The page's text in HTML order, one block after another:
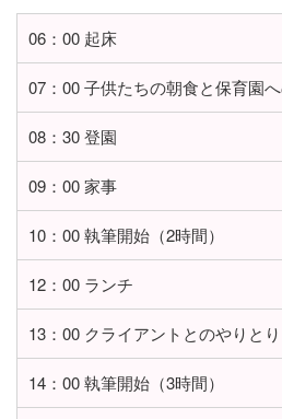
06：00 起床
07：00 子供たちの朝食と保育園
08：30 登園
09：00 家事
10：00 執筆開始（2時間）
12：00 ランチ
13：00 クライアントとのやりとり
14：00 執筆開始（3時間）